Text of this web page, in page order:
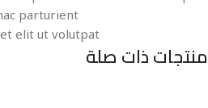
parturient
elit ut volutpat.
منتجات ذات صلة